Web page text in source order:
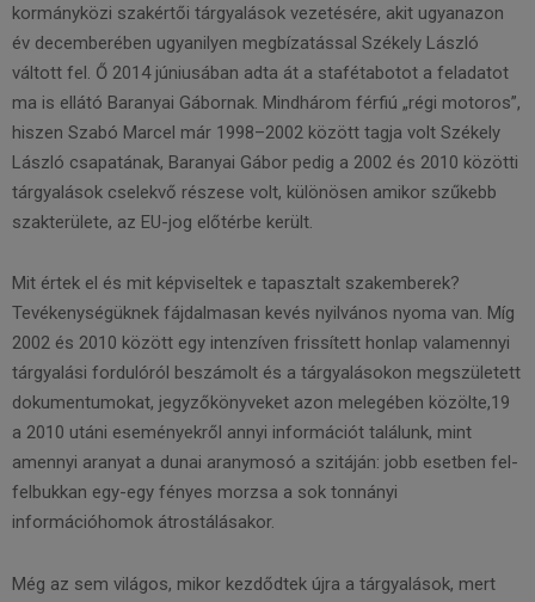
kormányközi szakértői tárgyalások vezetésére, akit ugyanazon
év decemberében ugyanilyen megbízatással Székely László
váltott fel. Ő 2014 júniusában adta át a stafétabotot a feladatot
ma is ellátó Baranyai Gábornak. Mindhárom férfiú „régi motoros”,
hiszen Szabó Marcel már 1998–2002 között tagja volt Székely
László csapatának, Baranyai Gábor pedig a 2002 és 2010 közötti
tárgyalások cselekvő részese volt, különösen amikor szűkebb
szakterülete, az EU-jog előtérbe került.
Mit értek el és mit képviseltek e tapasztalt szakemberek?
Tevékenységüknek fájdalmasan kevés nyilvános nyoma van. Míg
2002 és 2010 között egy intenzíven frissített honlap valamennyi
tárgyalási fordulóról beszámolt és a tárgyalásokon megszületett
dokumentumokat, jegyzőkönyveket azon melegében közölte,19
a 2010 utáni eseményekről annyi információt találunk, mint
amennyi aranyat a dunai aranymosó a szitáján: jobb esetben fel-
felbukkan egy-egy fényes morzsa a sok tonnányi
információhomok átrostálásakor.
Még az sem világos, mikor kezdődtek újra a tárgyalások, mert